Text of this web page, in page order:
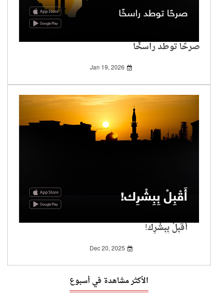
صرحًا توطد راسخًا
Jan 19, 2026
أَقْبِلْ بِبِشْرِك!
Dec 20, 2025
الأكثر مشاهدة في أسبوع